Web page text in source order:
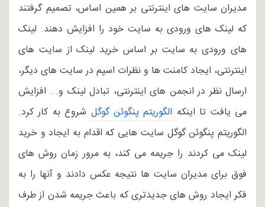
مدیران سایت های اینترنتی بر همین اساس، تصمیم گرفتند
که لینک های ورودی به سایت خود را افزایش دهند. لینک
های ورودی به سایت بر اساس خرید لینک از سایت های
اینترنتی، ایجاد کامنت ها و نظرات اسپم در سایت های دیگر،
ارسال نظر در انجمن های اینترنتی، تبادل لینک و... افزایش
می یافت تا اینکه الگوریتم پنگوئن گوگل شروع به کار کرد.
الگوریتم پنگوئن گوگل سایت هایی که اقدام به ایجاد و خرید
لینک می کردند را جریمه می کند، به مرور زمان روش های
فوق برای مدیران سایت ها نتیجه عکس دادند و آنها را به
فکر ایجاد روش های جدیدتری که باعث جریمه شدن از طرف